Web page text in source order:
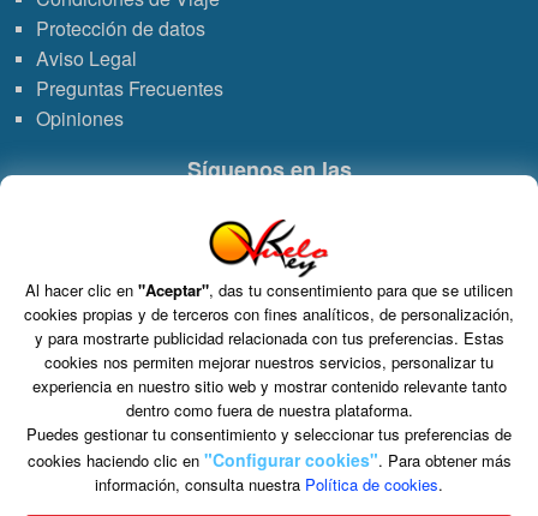
Protección de datos
Aviso Legal
Preguntas Frecuentes
Opiniones
Síguenos en las
Enlace
a
WhatsApp
Enlace
a
Instagram
a
Facebook
de
Grupo VDT - Viajes Dominicana Tours. C.I.C.M.A. n° 960 CIF: B-82748864
S.L. Tomo 15717, Folio 126, Hoja Registral 264927.
C/ Marie Curie 5 Edificio Alpha 3ª planta, Rivas VaciaMadrid 28521 Madrid
Al hacer clic en "Aceptar", das tu consentimiento para que se utilicen
cookies propias y de terceros con fines analíticos, de personalización,
y para mostrarte publicidad relacionada con tus preferencias. Estas
cookies nos permiten mejorar nuestros servicios, personalizar tu
experiencia en nuestro sitio web y mostrar contenido relevante tanto
dentro como fuera de nuestra plataforma.
Puedes gestionar tu consentimiento y seleccionar tus preferencias de
cookies haciendo clic en "Configurar cookies". Para obtener más
información, consulta nuestra Política de cookies.